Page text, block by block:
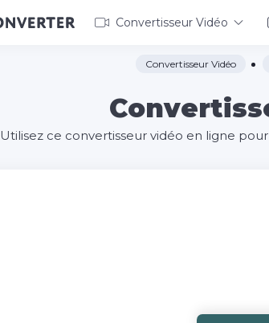
Convertisseur Vidéo
Convertisseur Vidéo
Utilisez ce convertisseur vidéo en ligne